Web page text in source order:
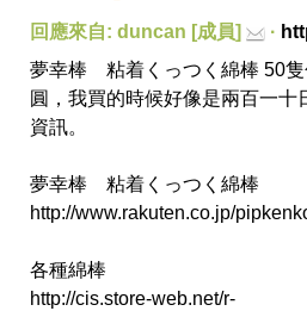
回應來自: duncan [成員] ·
夢幸棒 粘着くっつく綿棒 50隻
圓，我買的時候好像是兩百一十
資訊。
夢幸棒 粘着くっつく綿棒
http://www.rakuten.co.jp/
各種綿棒
http://cis.store-web.net/r-